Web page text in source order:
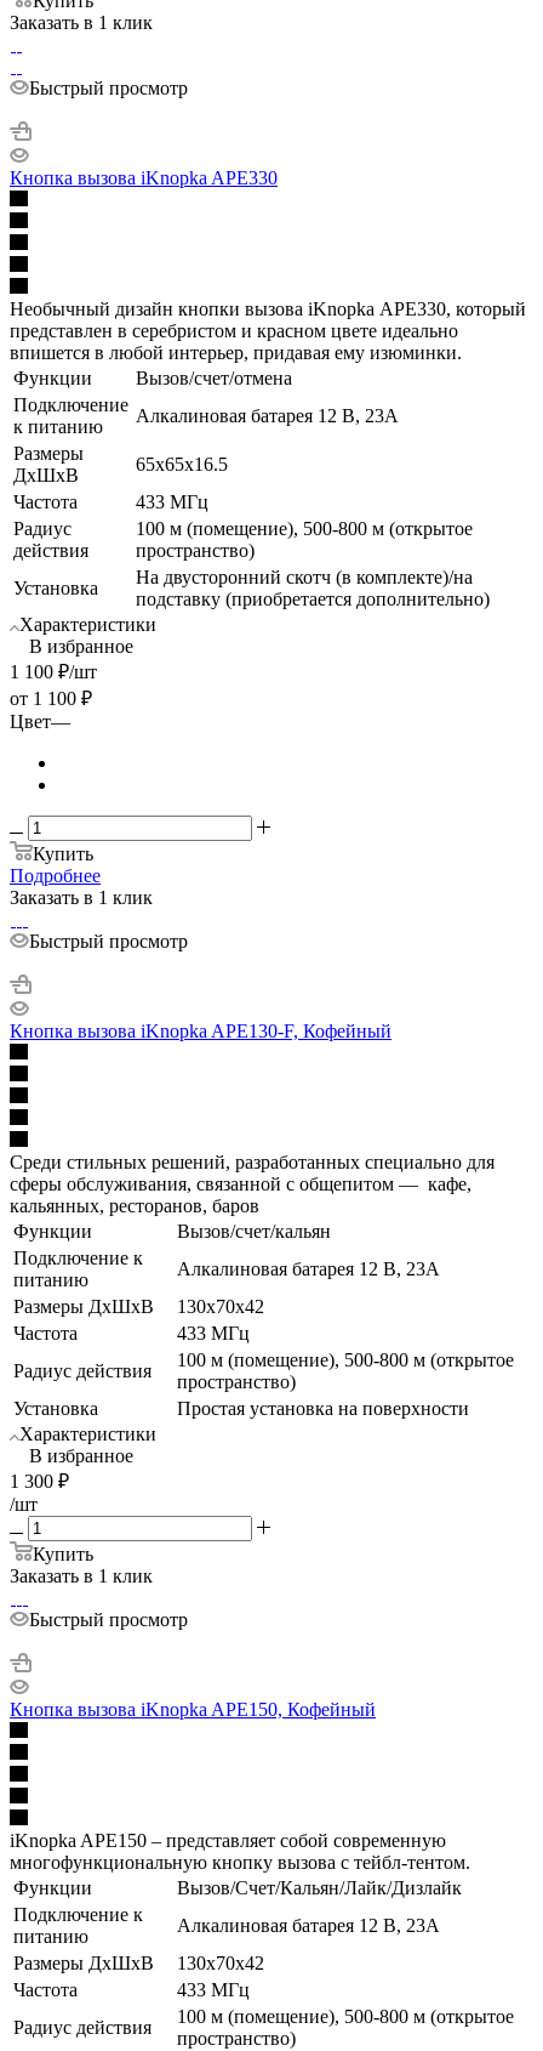
Заказать в 1 клик
Быстрый просмотр
Кнопка вызова iKnopka APE330
Необычный дизайн кнопки вызова iKnopka АРЕ330, который
представлен в серебристом и красном цвете идеально
впишется в любой интерьер, придавая ему изюминки.
Функции
Вызов/счет/отмена
Подключение
к питанию
Алкалиновая батарея 12 В, 23A
Размеры
ДхШхВ
65х65х16.5
Частота
433 МГц
Радиус
действия
100 м (помещение), 500-800 м (открытое
пространство)
Установка
На двусторонний скотч (в комплекте)/на
подставку (приобретается дополнительно)
Характеристики
В избранное
1 100 ₽/шт
от 1 100 ₽
Цвет—
Купить
Подробнее
Заказать в 1 клик
Быстрый просмотр
Кнопка вызова iKnopka APE130-F, Кофейный
Среди стильных решений, разработанных специально для
сферы обслуживания, связанной с общепитом — кафе,
кальянных, ресторанов, баров
Функции
Вызов/счет/кальян
Подключение к
питанию
Алкалиновая батарея 12 В, 23A
Размеры ДхШхВ
130x70x42
Частота
433 МГц
Радиус действия
100 м (помещение), 500-800 м (открытое
пространство)
Установка
Простая установка на поверхности
Характеристики
В избранное
1 300 ₽
/шт
Купить
Заказать в 1 клик
Быстрый просмотр
Кнопка вызова iKnopka APE150, Кофейный
iKnopka APE150 – представляет собой современную
многофункциональную кнопку вызова с тейбл-тентом.
Функции
Вызов/Счет/Кальян/Лайк/Дизлайк
Подключение к
питанию
Алкалиновая батарея 12 В, 23A
Размеры ДхШхВ
130x70x42
Частота
433 МГц
Радиус действия
100 м (помещение), 500-800 м (открытое
пространство)